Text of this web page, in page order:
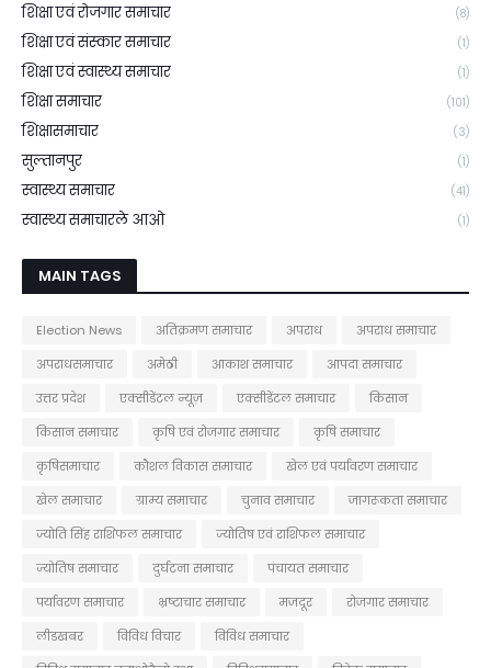
शिक्षा एवं रोजगार समाचार (8)
शिक्षा एवं संस्कार समाचार (1)
शिक्षा एवं स्वास्थ्य समाचार (1)
शिक्षा समाचार (101)
शिक्षासमाचार (3)
सुल्तानपुर (1)
स्वास्थ्य समाचार (41)
स्वास्थ्य समाचारले आओ (1)
MAIN TAGS
Election News अतिक्रमण समाचार अपराध
अपराध समाचार
अपराधसमाचार
अमेठी आकाश समाचार
आपदा समाचार
उत्तर प्रदेश
एक्सीडेंटल न्यूज़ एक्सीडेंटल समाचार
किसान
किसान समाचार
कृषि एवं रोजगार समाचार
कृषि समाचार
कृषिसमाचार
कौशल विकास समाचार
खेल एवं पर्यावरण समाचार
खेल समाचार
ग्राम्य समाचार चुनाव समाचार
जागरूकता समाचार
ज्योति सिंह राशिफल समाचार
ज्योतिष एवं राशिफल समाचार
ज्योतिष समाचार
दुर्घटना समाचार
पंचायत समाचार
पर्यावरण समाचार
भ्रष्टाचार समाचार मजदूर
रोजगार समाचार
लीडखबर
विविध विचार
विविध समाचार